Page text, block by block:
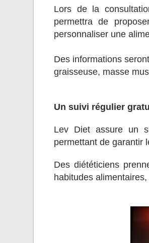
Lors de la
permettra de
personnaliser une
Des informations
graisseuse, masse
Un suivi régulier
Lev Diet assure un
permettant de garantir
Des diététiciens
habitudes